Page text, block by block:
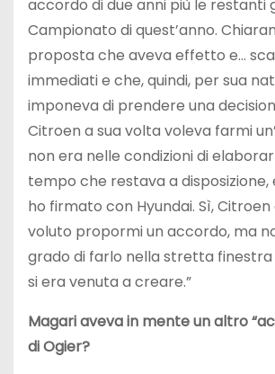
accordo di due anni più le restanti
Campionato di quest’anno.
proposta che aveva effetto e…
immediati e che, quindi, per sua
imponeva di prendere una
Citroen a sua volta voleva farmi
non era nelle condizioni di
tempo che restava a disposizione,
ho firmato con Hyundai. Sì,
voluto propormi un accordo, ma
grado di farlo nella stretta
si era venuta a creare.”
Magari aveva in mente un altro
di Ogier?